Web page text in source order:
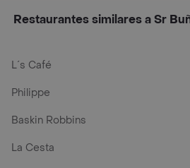
Restaurantes similares a Sr
L´s Café
Philippe
Baskin Robbins
La Cesta